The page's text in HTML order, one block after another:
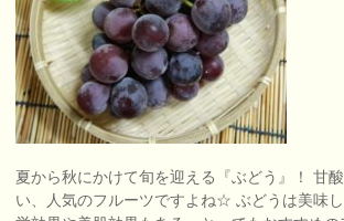
夏から秋にかけて旬を迎える『ぶどう』！ 甘
い、人気のフルーツですよね☆ ぶどうは美味